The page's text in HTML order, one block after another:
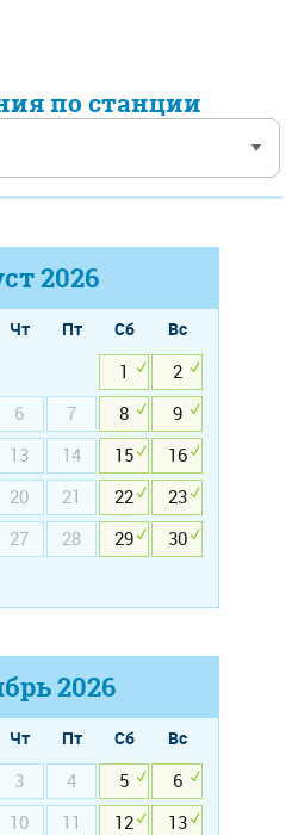
по станции
2026
Чт Пт Сб
Вс
1
2
6 7 8
9
13 14 15
16
20 21 22
23
27 28 29
30
2026
Чт Пт Сб
Вс
3 4 5
6
10 11 12
13